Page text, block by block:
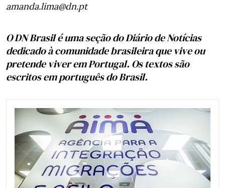
amanda.lima@dn.pt
O DN Brasil é uma seção do Diário de Notícias
dedicado à comunidade brasileira que vive ou
pretende viver em Portugal. Os textos são
escritos em português do Brasil.